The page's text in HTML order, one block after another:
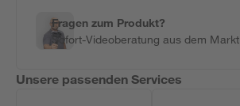
Fragen zum Produkt?
Sofort-Videoberatung aus dem Markt
Unsere passenden Services